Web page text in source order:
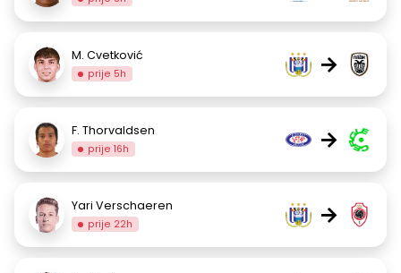
M. Cvetković
prije 5h →
F. Thorvaldsen
prije 16h →
Yari Verschaeren
prije 22h →